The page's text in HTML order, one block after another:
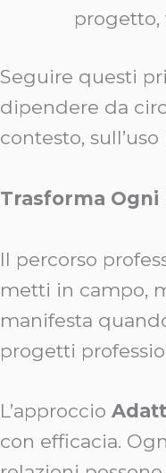
progetto,
Seguire questi
dipendere da
contesto,
Trasforma
Il percorso
metti in campo,
manifesta
progetti
L’approccio
con efficacia.